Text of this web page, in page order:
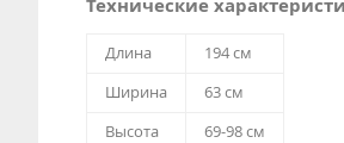
Технические
Длина
194 см
Ширина
63 см
Высота
69-98 см